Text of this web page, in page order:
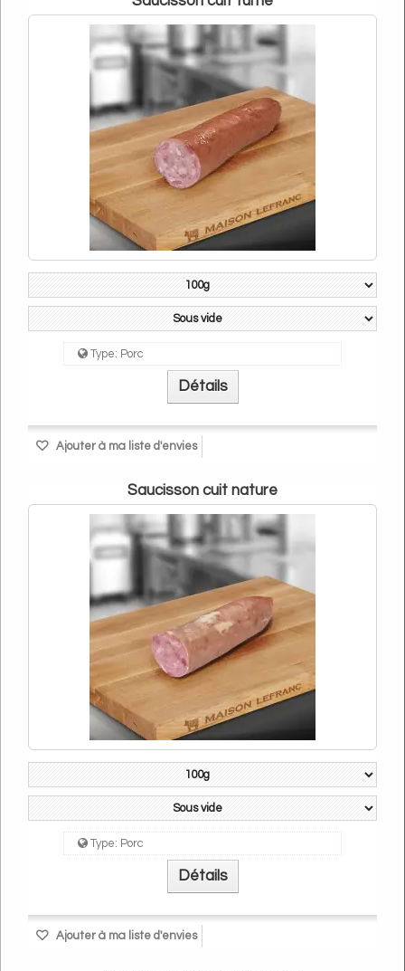
Type: Porc
Détails
Ajouter à ma liste d'envies
Saucisson cuit nature
Type: Porc
Détails
Ajouter à ma liste d'envies